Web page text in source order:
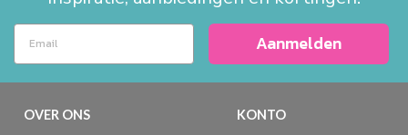
Aanmelden
OVER ONS KONTO